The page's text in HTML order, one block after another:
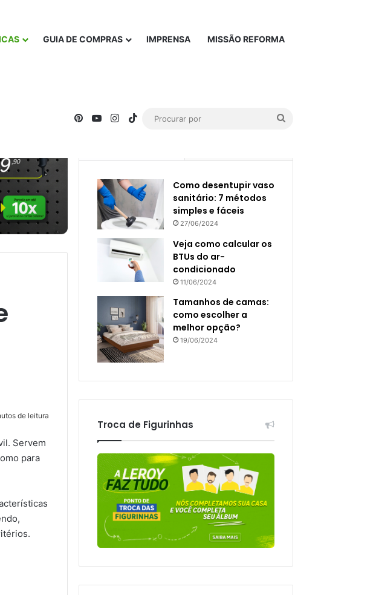
GUIA DE COMPRAS IMPRENSA MISSÃO REFORMA
PinterestYouTubeInstagram
TikTok
de leitura
Servem
para
Como desentupir vaso
sanitário: 7 métodos
simples e fáceis
27/06/2024
Veja como calcular os
BTUs do ar-
condicionado
11/06/2024
Tamanhos de camas:
como escolher a
melhor opção?
19/06/2024
Troca de Figurinhas